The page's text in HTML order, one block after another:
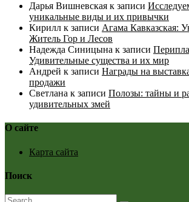
Дарья Вишневская к записи
уникальные виды и их привычки
Кирилл к записи Агама Кавказская:
Житель Гор и Лесов
Надежда Синицына к записи
Удивительные существа и их мир
Андрей к записи Награды на
продажи
Светлана к записи Полозы: тайны и
удивительных змей
О сайте
Карта сайта
Поиск